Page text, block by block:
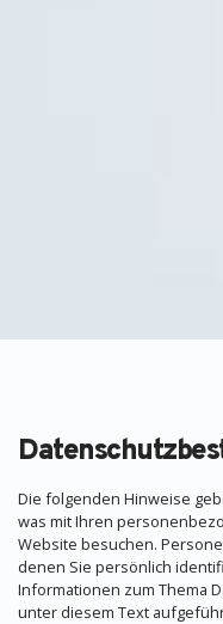
Die folgenden Hinweise
was mit Ihren
Website besuchen.
denen Sie persönlich
Informationen zum Thema
unter diesem Text